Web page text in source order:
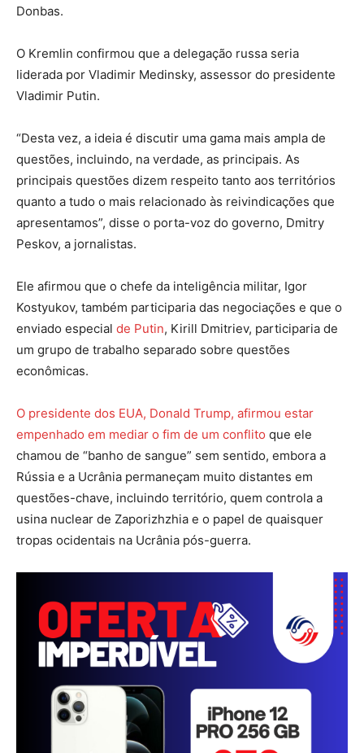
Donbas.
O Kremlin confirmou que a delegação russa seria
liderada por Vladimir Medinsky, assessor do presidente
Vladimir Putin.
“Desta vez, a ideia é discutir uma gama mais ampla de
questões, incluindo, na verdade, as principais. As
principais questões dizem respeito tanto aos territórios
quanto a tudo o mais relacionado às reivindicações que
apresentamos”, disse o porta-voz do governo, Dmitry
Peskov, a jornalistas.
Ele afirmou que o chefe da inteligência militar, Igor
Kostyukov, também participaria das negociações e que o
enviado especial de Putin, Kirill Dmitriev, participaria de
um grupo de trabalho separado sobre questões
econômicas.
O presidente dos EUA, Donald Trump, afirmou estar
empenhado em mediar o fim de um conflito que ele
chamou de “banho de sangue” sem sentido, embora a
Rússia e a Ucrânia permaneçam muito distantes em
questões-chave, incluindo território, quem controla a
usina nuclear de Zaporizhzhia e o papel de quaisquer
tropas ocidentais na Ucrânia pós-guerra.